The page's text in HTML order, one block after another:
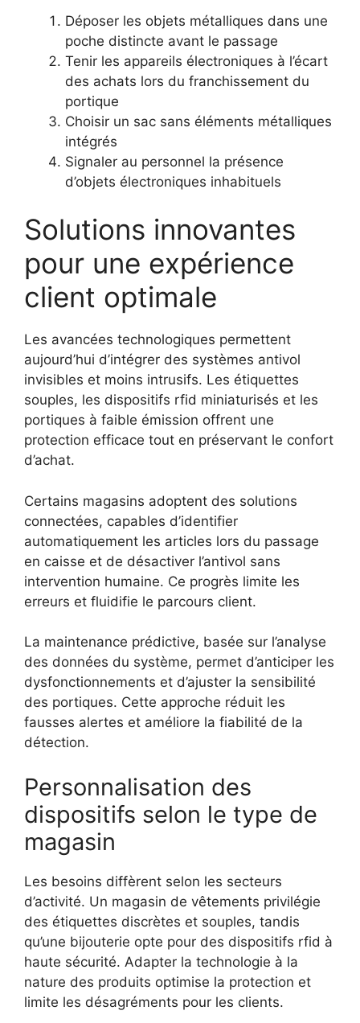
Déposer les objets métalliques dans une
poche distincte avant le passage
Tenir les appareils électroniques à l’écart
des achats lors du franchissement du
portique
Choisir un sac sans éléments métalliques
intégrés
Signaler au personnel la présence
d’objets électroniques inhabituels
Solutions innovantes
pour une expérience
client optimale
Les avancées technologiques permettent
aujourd’hui d’intégrer des systèmes antivol
invisibles et moins intrusifs. Les étiquettes
souples, les dispositifs rfid miniaturisés et les
portiques à faible émission offrent une
protection efficace tout en préservant le confort
d’achat.
Certains magasins adoptent des solutions
connectées, capables d’identifier
automatiquement les articles lors du passage
en caisse et de désactiver l’antivol sans
intervention humaine. Ce progrès limite les
erreurs et fluidifie le parcours client.
La maintenance prédictive, basée sur l’analyse
des données du système, permet d’anticiper les
dysfonctionnements et d’ajuster la sensibilité
des portiques. Cette approche réduit les
fausses alertes et améliore la fiabilité de la
détection.
Personnalisation des
dispositifs selon le type de
magasin
Les besoins diffèrent selon les secteurs
d’activité. Un magasin de vêtements privilégie
des étiquettes discrètes et souples, tandis
qu’une bijouterie opte pour des dispositifs rfid à
haute sécurité. Adapter la technologie à la
nature des produits optimise la protection et
limite les désagréments pour les clients.